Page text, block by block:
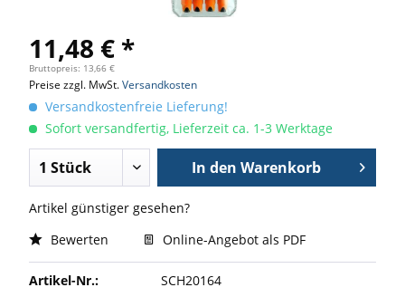
11,48 € *
Bruttopreis: 13,66 €
Preise zzgl. MwSt.Versandkosten
Versandkostenfreie Lieferung!
Sofort versandfertig, Lieferzeit ca. 1-3 Werktage
In den Warenkorb
Artikel günstiger gesehen?
Bewerten
Online-Angebot als PDF
Artikel-Nr.: SCH20164